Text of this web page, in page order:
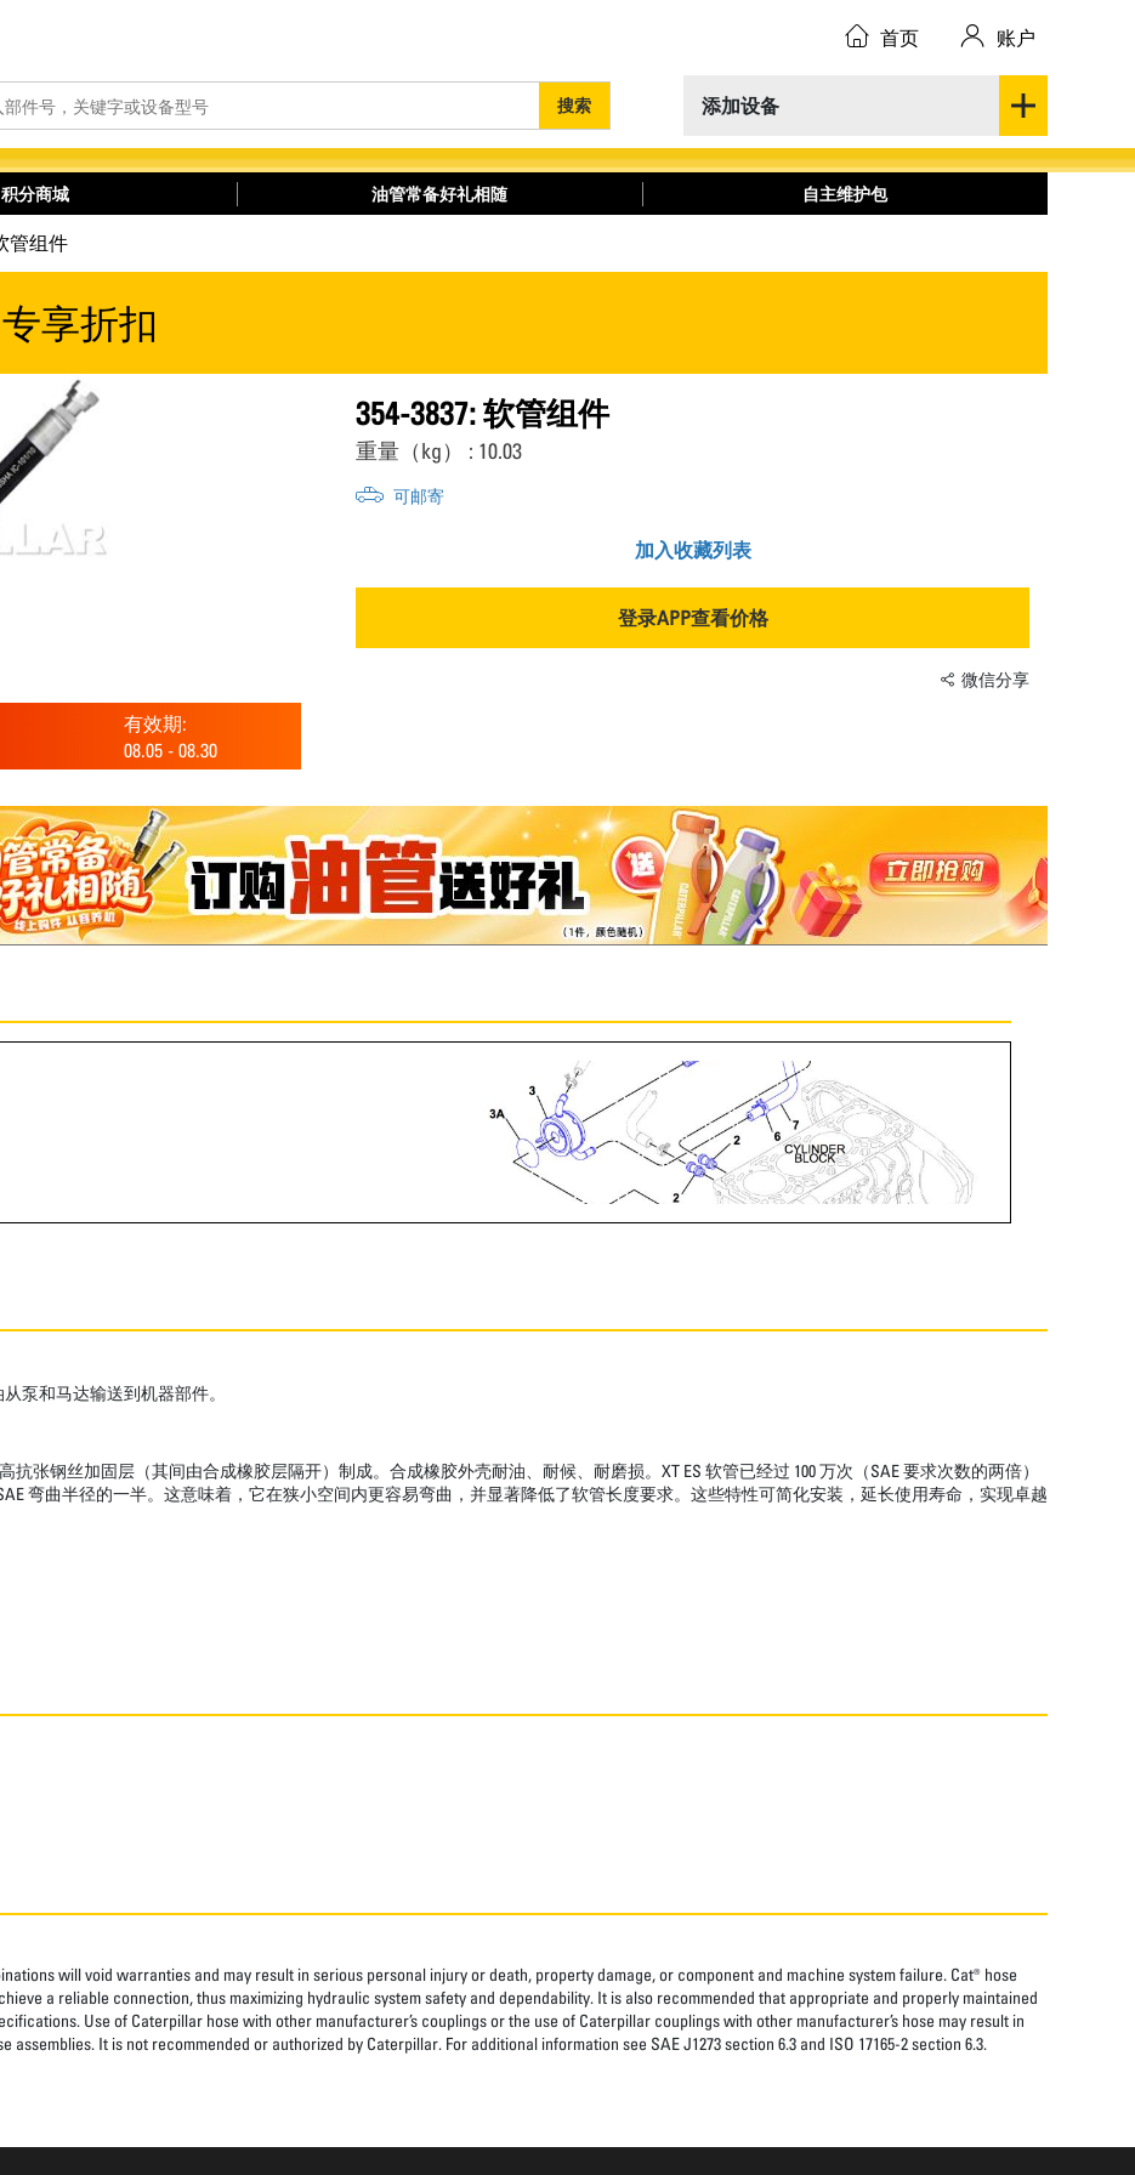
添加设备
搜索
首页 账户
积分商城 油管常备好礼相随 自主维护包
管组件
享折扣
有效期:
08.05 - 08.30
354-3837: 软管组件
重量（kg） : 10.03
可邮寄
加入收藏列表
登录APP查看价格
微信分享
泵和马达输送到机器部件。
张钢丝加固层（其间由合成橡胶层隔开）制成。合成橡胶外壳耐油、耐候、耐磨损。XT ES 软管已经过 100 万次（SAE 要求次数的两倍）
弯曲半径的一半。这意味着，它在狭小空间内更容易弯曲，并显著降低了软管长度要求。这些特性可简化安装，延长使用寿命，实现卓越
will void warranties and may result in serious personal injury or death, property damage, or component and machine system failure. Cat® hose
a reliable connection, thus maximizing hydraulic system safety and dependability. It is also recommended that appropriate and properly maintained
Use of Caterpillar hose with other manufacturer’s couplings or the use of Caterpillar couplings with other manufacturer’s hose may result in
It is not recommended or authorized by Caterpillar. For additional information see SAE J1273 section 6.3 and ISO 17165-2 section 6.3.